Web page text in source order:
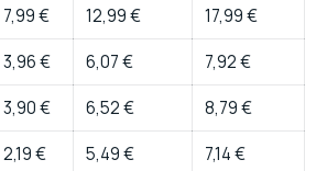
7,99 € 12,99 €
17,99 €
3,96 € 6,07 €
7,92 €
3,90 € 6,52 €
8,79 €
2,19 € 5,49 € 7,14 €